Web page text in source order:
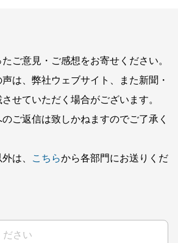
ご意見・ご感想をお寄せください。
は、弊社ウェブサイト、また新聞・
せていただく場合がございます。
ご返信は致しかねますのでご了承く
は、
こちらから各部門にお送りくだ